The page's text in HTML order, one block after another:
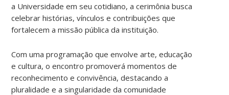
a Universidade em seu cotidiano, a cerimônia busca
celebrar histórias, vínculos e contribuições que
fortalecem a missão pública da instituição.
Com uma programação que envolve arte, educação
e cultura, o encontro promoverá momentos de
reconhecimento e convivência, destacando a
pluralidade e a singularidade da comunidade